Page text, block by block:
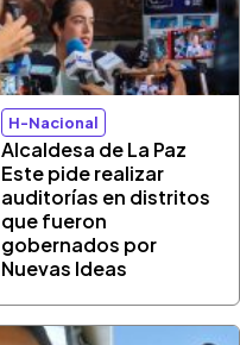
H-Nacional
Alcaldesa de La Paz
Este pide realizar
auditorías en distritos
que fueron
gobernados por
Nuevas Ideas